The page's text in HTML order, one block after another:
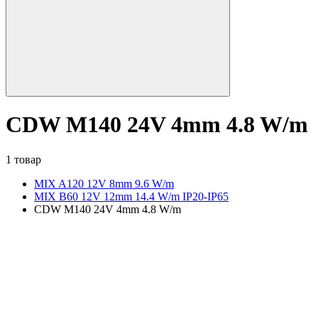
CDW M140 24V 4mm 4.8 W/m
1 товар
MIX A120 12V 8mm 9.6 W/m
MIX B60 12V 12mm 14.4 W/m IP20-IP65
CDW M140 24V 4mm 4.8 W/m